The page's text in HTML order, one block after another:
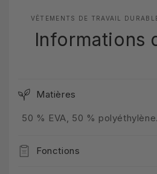
VÊTEMENTS DE TRAVAIL
Informations
Matières
50 % EVA, 50 % polyéthylène.
Fonctions